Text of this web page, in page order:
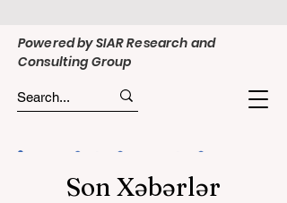
Powered by SIAR Research and
Consulting Group
Son Xəbərlər